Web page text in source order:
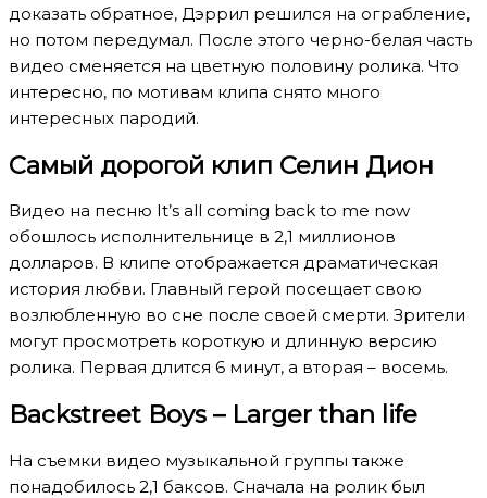
доказать обратное, Дэррил решился на ограбление,
но потом передумал. После этого черно-белая часть
видео сменяется на цветную половину ролика. Что
интересно, по мотивам клипа снято много
интересных пародий.
Самый дорогой клип Селин Дион
Видео на песню It’s all coming back to me now
обошлось исполнительнице в 2,1 миллионов
долларов. В клипе отображается драматическая
история любви. Главный герой посещает свою
возлюбленную во сне после своей смерти. Зрители
могут просмотреть короткую и длинную версию
ролика. Первая длится 6 минут, а вторая – восемь.
Backstreet Boys – Larger than life
На съемки видео музыкальной группы также
понадобилось 2,1 баксов. Сначала на ролик был